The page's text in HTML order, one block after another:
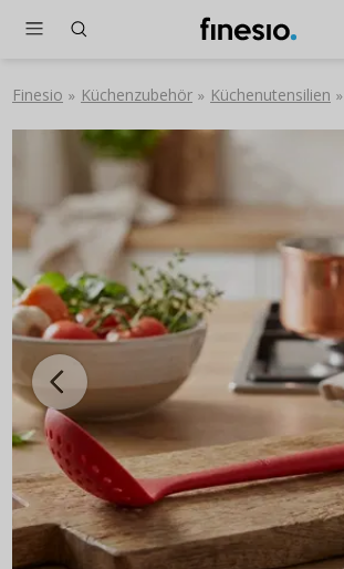
Finesio » Küchenzubehör » Küchenutensilien »